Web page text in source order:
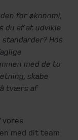
for økonomi,
du af at udvikle
Hos
med de to
skabe
tværs af
vores
med dit team